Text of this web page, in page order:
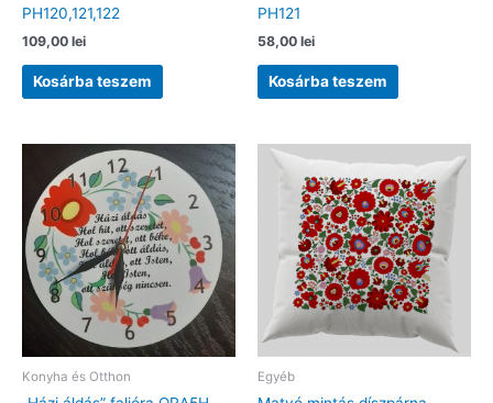
PH120,121,122
109,00 lei
Kosárba teszem
PH121
58,00 lei
Kosárba teszem
Konyha és Otthon Egyéb